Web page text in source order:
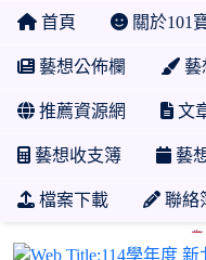
首頁 關於101
藝想公佈欄 藝
推薦資源網 文
藝想收支簿 藝
檔案下載 聯絡